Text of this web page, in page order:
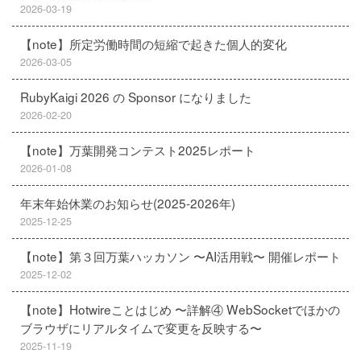
2026-03-19
【note】所定労働時間の短縮で起きた個人的変化
2026-03-05
RubyKaigi 2026 の Sponsor になりました
2026-02-20
【note】万葉開発コンテスト2025レポート
2026-01-08
年末年始休業のお知らせ(2025-2026年)
2025-12-25
【note】第３回万葉ハッカソン 〜AI活用戦〜 開催レポート
2025-12-02
【note】Hotwireことはじめ 〜詳解④ WebSocketでほかの
ブラウザにリアルタイムで変更を反映する〜
2025-11-19